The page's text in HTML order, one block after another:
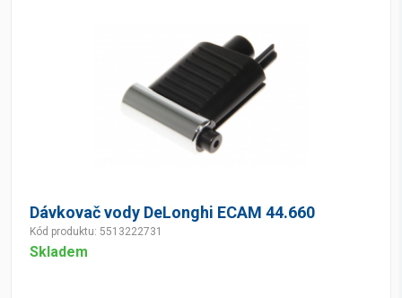
Dávkovač vody DeLonghi ECAM 44.660
Kód produktu: 5513222731
Skladem